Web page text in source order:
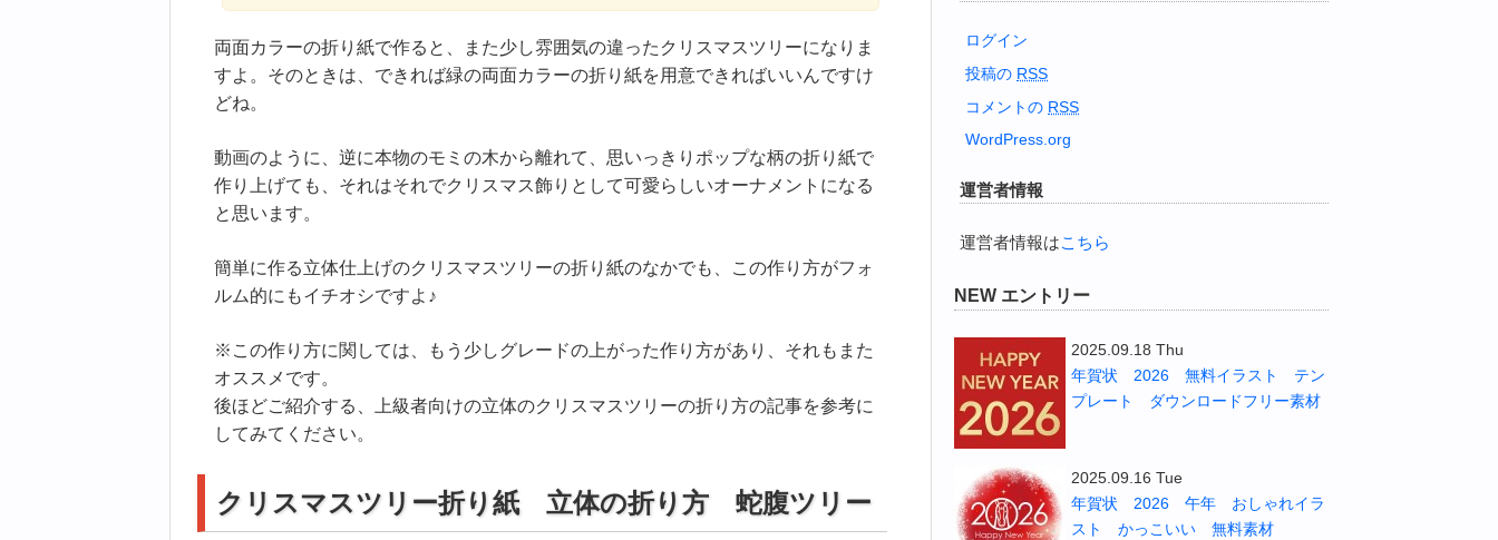
両面カラーの折り紙で作ると、また少し雰囲気の違ったクリスマスツリーになりま
すよ。そのときは、できれば緑の両面カラーの折り紙を用意できればいいんですけ
どね。
動画のように、逆に本物のモミの木から離れて、思いっきりポップな柄の折り紙で
作り上げても、それはそれでクリスマス飾りとして可愛らしいオーナメントになる
と思います。
簡単に作る立体仕上げのクリスマスツリーの折り紙のなかでも、この作り方がフォ
ルム的にもイチオシですよ♪
※この作り方に関しては、もう少しグレードの上がった作り方があり、それもまた
オススメです。
後ほどご紹介する、上級者向けの立体のクリスマスツリーの折り方の記事を参考に
してみてください。
クリスマスツリー折り紙 立体の折り方 蛇腹ツリー
ログイン
投稿の RSS
コメントの RSS
WordPress.org
運営者情報
運営者情報はこちら
NEW エントリー
2025.09.18 Thu
年賀状 2026 無料イラスト テン
プレート ダウンロードフリー素材
2025.09.16 Tue
年賀状 2026 午年 おしゃれイラ
スト かっこいい 無料素材